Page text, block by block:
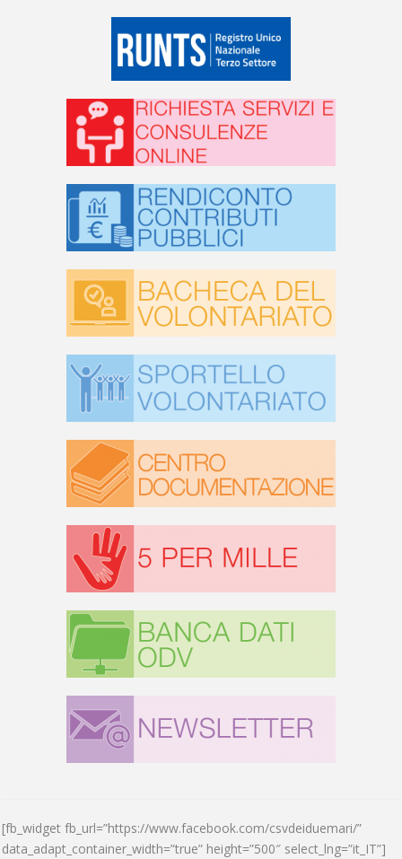
[fb_widget fb_url=”https://www.facebook.com/csvdeiduemari/”
data_adapt_container_width=”true” height=”500″ select_lng=”it_IT”]